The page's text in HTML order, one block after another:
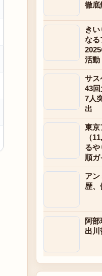
徹底
き
なる
活動
サス
43
7人
出
東京
（
るや
順ガ
アン
歴、
阿
出川